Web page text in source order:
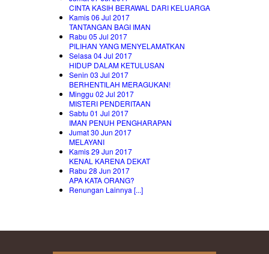
CINTA KASIH BERAWAL DARI KELUARGA
Kamis 06 Jul 2017
TANTANGAN BAGI IMAN
Rabu 05 Jul 2017
PILIHAN YANG MENYELAMATKAN
Selasa 04 Jul 2017
HIDUP DALAM KETULUSAN
Senin 03 Jul 2017
BERHENTILAH MERAGUKAN!
Minggu 02 Jul 2017
MISTERI PENDERITAAN
Sabtu 01 Jul 2017
IMAN PENUH PENGHARAPAN
Jumat 30 Jun 2017
MELAYANI
Kamis 29 Jun 2017
KENAL KARENA DEKAT
Rabu 28 Jun 2017
APA KATA ORANG?
Renungan Lainnya [...]